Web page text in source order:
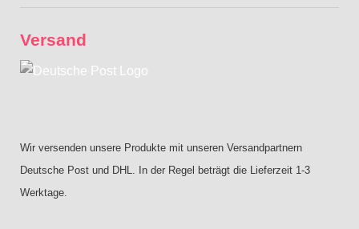
Versand
Wir versenden unsere Produkte mit unseren Versandpartnern
Deutsche Post und DHL. In der Regel beträgt die Lieferzeit 1-3
Werktage.